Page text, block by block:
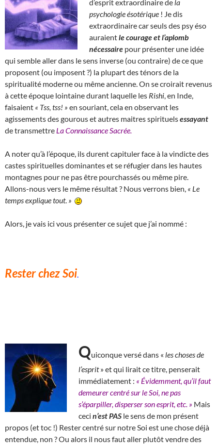
d’esprit extraordinaire de la
psychologie ésotérique ! Je dis
extraordinaire car seuls des psy éso
auraientle courage et l’aplomb
nécessaire pour présenter une idée
qui semble aller dans le sens inverse (ou contraire) de ce que
proposent (ou imposent ?) la plupart des ténors de la
spiritualité moderne ou même ancienne. On se croirait revenus
à cette époque lointaine durant laquelle les Rishi , en Inde,
faisaient « Tss, tss! » en souriant, cela en observant les
agissements des gourous et autres maitres spirituelsessayant
de transmettre La Connaissance Sacrée.
A noter qu’à l’époque, ils durent capituler face à la vindicte des
castes spirituelles dominantes et se réfugier dans les hautes
montagnes pour ne pas être pourchassés ou même pire.
Allons-nous vers le même résultat ? Nous verrons bien, « Le
temps explique tout. »
Alors, je vais ici vous présenter ce sujet que j’ai nommé :
Rester chez Soi
Quiconque versé dans « les choses de
l’esprit» et qui lirait ce titre, penserait
immédiatement : « Évidemment, qu’il faut
demeurer centré sur le Soi, ne pas
s’éparpiller, disperser son esprit, etc. » Mais
ceci n’est PAS le sens de mon présent
propos (et toc !) Rester centré sur notre Soi est une chose déjà
entendue, non ? Ou alors il nous faut aller plutôt vendre des